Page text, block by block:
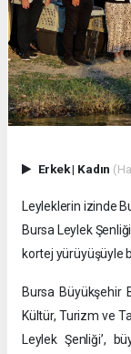
Erkek| Kadın
Leyleklerin izinde
Bursa Leylek
kortej yürüyüşüyle
Bursa Büyükşehir
Kültür, Turizm ve
Leylek Şenliği’,